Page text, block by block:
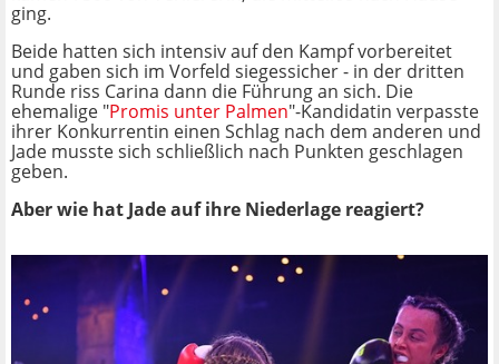
ging.
Beide hatten sich intensiv auf den Kampf vorbereitet
und gaben sich im Vorfeld siegessicher - in der dritten
Runde riss Carina dann die Führung an sich. Die
ehemalige "Promis unter Palmen"-Kandidatin verpasste
ihrer Konkurrentin einen Schlag nach dem anderen und
Jade musste sich schließlich nach Punkten geschlagen
geben.
Aber wie hat Jade auf ihre Niederlage reagiert?